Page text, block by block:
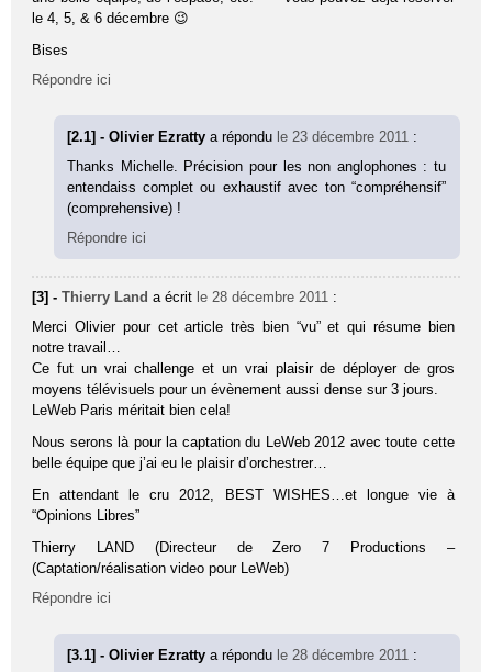
le 4, 5, & 6 décembre 😉
Bises
Répondre ici
[2.1] - Olivier Ezrattya répondu le 23 décembre 2011 :
Thanks Michelle. Précision pour les non anglophones : tu
entendaiss complet ou exhaustif avec ton “compréhensif”
(comprehensive) !
Répondre ici
[3] -Thierry Land a écrit le 28 décembre 2011 :
Merci Olivier pour cet article très bien “vu” et qui résume bien
notre travail…
Ce fut un vrai challenge et un vrai plaisir de déployer de gros
moyens télévisuels pour un évènement aussi dense sur 3 jours.
LeWeb Paris méritait bien cela!
Nous serons là pour la captation du LeWeb 2012 avec toute cette
belle équipe que j’ai eu le plaisir d’orchestrer…
En attendant le cru 2012, BEST WISHES…et longue vie à
“Opinions Libres”
Thierry LAND (Directeur de Zero 7 Productions –
(Captation/réalisation video pour LeWeb)
Répondre ici
[3.1] - Olivier Ezrattya répondu le 28 décembre 2011 :